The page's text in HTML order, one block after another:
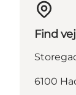
Find vej
6100